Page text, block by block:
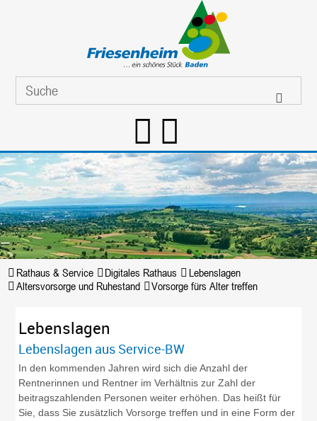
Rathaus & Service Digitales Rathaus
Lebenslagen
Altersvorsorge und Ruhestand
Vorsorge fürs Alter treffen
Lebenslagen
Lebenslagen aus Service-BW
In den kommenden Jahren wird sich die Anzahl der
Rentnerinnen und Rentner im Verhältnis zur Zahl der
beitragszahlenden Personen weiter erhöhen. Das heißt für
Sie, dass Sie zusätzlich Vorsorge treffen und in eine Form der